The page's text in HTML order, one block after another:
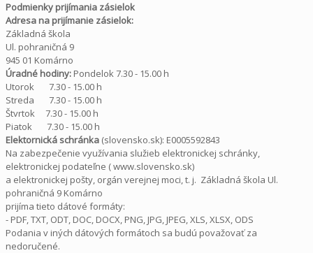
Podmienky prijímania zásielok
Adresa na prijímanie zásielok:
Základná škola
Ul. pohraničná 9
945 01 Komárno
Úradné hodiny: Pondelok 7.30 - 15.00 h
Utorok 7.30 - 15.00 h
Streda 7.30 - 15.00 h
Štvrtok 7.30 - 15.00 h
Piatok 7.30 - 15.00 h
Elektornická schránka (slovensko.sk): E0005592843
Na zabezpečenie využívania služieb elektronickej schránky,
elektronickej podateľne ( www.slovensko.sk)
a elektronickej pošty, orgán verejnej moci, t. j. Základná škola Ul.
pohraničná 9 Komárno
prijíma tieto dátové formáty:
- PDF, TXT, ODT, DOC, DOCX, PNG, JPG, JPEG, XLS, XLSX, ODS
Podania v iných dátových formátoch sa budú považovať za
nedoručené.